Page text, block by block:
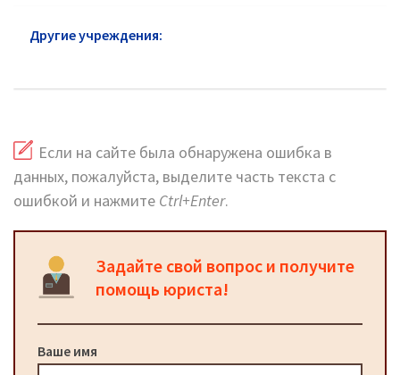
Другие учреждения:
Если на сайте была обнаружена ошибка в
данных, пожалуйста, выделите часть текста с
ошибкой и нажмите Ctrl+Enter.
Задайте свой вопрос и получите
помощь юриста!
Ваше имя